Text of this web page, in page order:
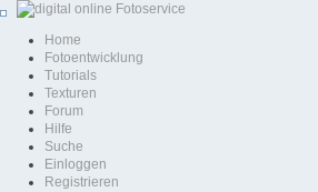
Home
Fotoentwicklung
Tutorials
Texturen
Forum
Hilfe
Suche
Einloggen
Registrieren